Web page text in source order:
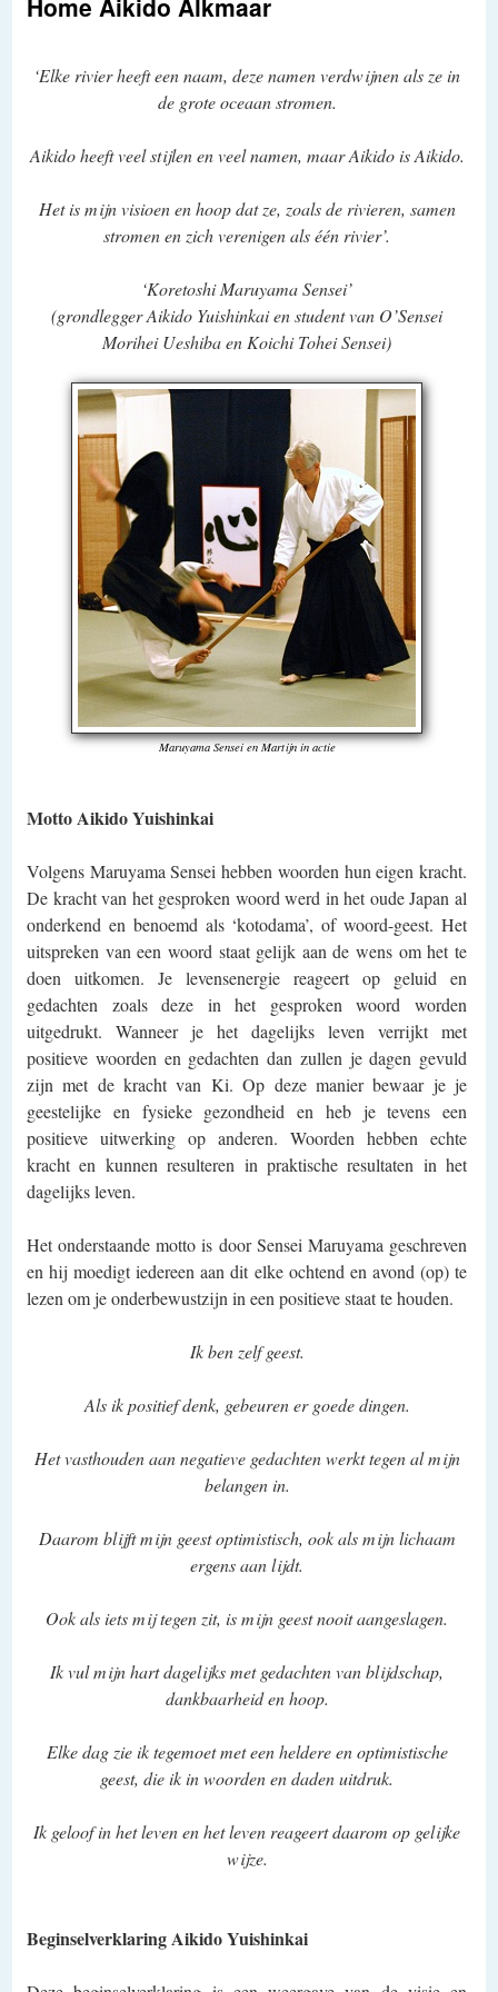
Home Aikido Alkmaar
‘Elke rivier heeft een naam, deze namen verdwijnen als ze in
de grote oceaan stromen.
Aikido heeft veel stijlen en veel namen, maar Aikido is Aikido.
Het is mijn visioen en hoop dat ze, zoals de rivieren, samen
stromen en zich verenigen als één rivier’.
‘Koretoshi Maruyama Sensei’
(grondlegger Aikido Yuishinkai en student van O’Sensei
Morihei Ueshiba en Koichi Tohei Sensei)
Maruyama Sensei en Martijn in actie
Motto Aikido Yuishinkai
Volgens Maruyama Sensei hebben woorden hun eigen kracht.
De kracht van het gesproken woord werd in het oude Japan al
onderkend en benoemd als ‘kotodama’, of woord-geest. Het
uitspreken van een woord staat gelijk aan de wens om het te
doen uitkomen. Je levensenergie reageert op geluid en
gedachten zoals deze in het gesproken woord worden
uitgedrukt. Wanneer je het dagelijks leven verrijkt met
positieve woorden en gedachten dan zullen je dagen gevuld
zijn met de kracht van Ki. Op deze manier bewaar je je
geestelijke en fysieke gezondheid en heb je tevens een
positieve uitwerking op anderen. Woorden hebben echte
kracht en kunnen resulteren in praktische resultaten in het
dagelijks leven.
Het onderstaande motto is door Sensei Maruyama geschreven
en hij moedigt iedereen aan dit elke ochtend en avond (op) te
lezen om je onderbewustzijn in een positieve staat te houden.
Ik ben zelf geest.
Als ik positief denk, gebeuren er goede dingen.
Het vasthouden aan negatieve gedachten werkt tegen al mijn
belangen in.
Daarom blijft mijn geest optimistisch, ook als mijn lichaam
ergens aan lijdt.
Ook als iets mij tegen zit, is mijn geest nooit aangeslagen.
Ik vul mijn hart dagelijks met gedachten van blijdschap,
dankbaarheid en hoop.
Elke dag zie ik tegemoet met een heldere en optimistische
geest, die ik in woorden en daden uitdruk.
Ik geloof in het leven en het leven reageert daarom op gelijke
wijze.
Beginselverklaring Aikido Yuishinkai